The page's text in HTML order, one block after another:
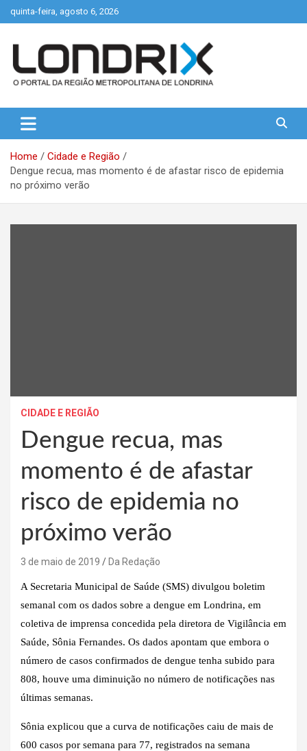
to
quinta-feira, agosto 6, 2026
Londrix
Home
Cidade e Região
Dengue recua, mas momento é de afastar risco de epidemia
no próximo verão
CIDADE E REGIÃO
Dengue recua, mas
momento é de afastar
risco de epidemia no
próximo verão
3 de maio de 2019 Da Redação
A Secretaria Municipal de Saúde (SMS) divulgou boletim
semanal com os dados sobre a dengue em Londrina, em
coletiva de imprensa concedida pela diretora de Vigilância em
Saúde, Sônia Fernandes. Os dados apontam que embora o
número de casos confirmados de dengue tenha subido para
808, houve uma diminuição no número de notificações nas
últimas semanas.
Sônia explicou que a curva de notificações caiu de mais de
600 casos por semana para 77, registrados na semana